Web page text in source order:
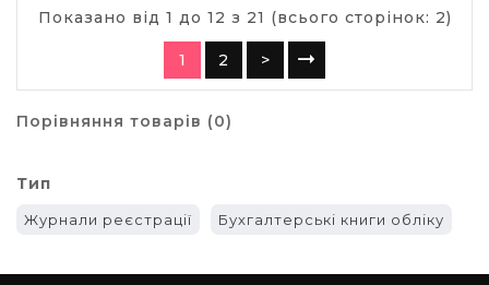
Показано від 1 до 12 з 21 (всього сторінок: 2)
1 2 >
Порівняння товарів (0)
Тип
Журнали реєстрації Бухгалтерські книги обліку